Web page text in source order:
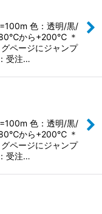
色：透明/黒/
から+200℃ ＊
ページにジャンプ
受注…
色：透明/黒/
から+200℃ ＊
ページにジャンプ
受注…